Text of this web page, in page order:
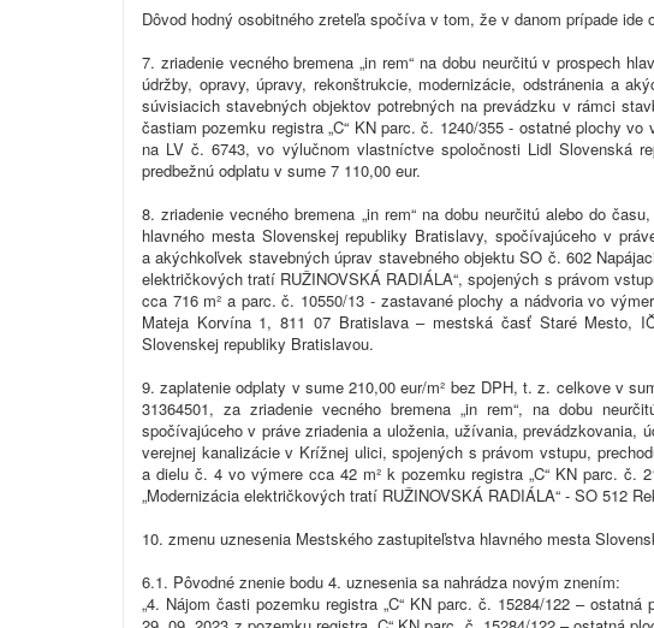
Dôvod hodný osobitného zreteľa spočíva v tom, že v danom prípade
7. zriadenie vecného bremena „in rem“ na dobu neurčitú v prospech
údržby, opravy, úpravy, rekonštrukcie, modernizácie, odstránenia a
súvisiacich stavebných objektov potrebných na prevádzku v rámci
častiam pozemku registra „C“ KN parc. č. 1240/355 - ostatné plochy
na LV č. 6743, vo výlučnom vlastníctve spoločnosti Lidl Slovenská
predbežnú odplatu v sume 7 110,00 eur.
8. zriadenie vecného bremena „in rem“ na dobu neurčitú alebo do
hlavného mesta Slovenskej republiky Bratislavy, spočívajúceho v
a akýchkoľvek stavebných úprav stavebného objektu SO č. 602
električkových tratí RUŽINOVSKÁ RADIÁLA“, spojených s právom
cca 716 m² a parc. č. 10550/13 - zastavané plochy a nádvoria vo
Mateja Korvína 1, 811 07 Bratislava – mestská časť Staré Mesto,
Slovenskej republiky Bratislavou.
9. zaplatenie odplaty v sume 210,00 eur/m² bez DPH, t. z. celkove v
31364501, za zriadenie vecného bremena „in rem“, na dobu
spočívajúceho v práve zriadenia a uloženia, užívania, prevádzkovania,
verejnej kanalizácie v Krížnej ulici, spojených s právom vstupu,
a dielu č. 4 vo výmere cca 42 m² k pozemku registra „C“ KN parc.
„Modernizácia električkových tratí RUŽINOVSKÁ RADIÁLA“ - SO 512
10. zmenu uznesenia Mestského zastupiteľstva hlavného mesta
6.1. Pôvodné znenie bodu 4. uznesenia sa nahrádza novým znením:
„4. Nájom časti pozemku registra „C“ KN parc. č. 15284/122 –